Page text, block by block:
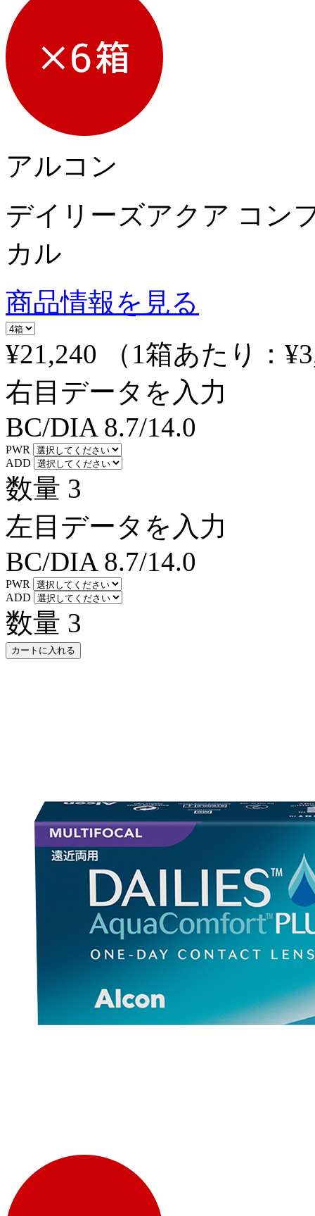
アルコン
デイリーズアクア コン
カル
商品情報を見る
¥21,240
（1箱あたり：
右目データを入力
BC/DIA 8.7/14.0
PWR
ADD
数量 3
左目データを入力
BC/DIA 8.7/14.0
PWR
ADD
数量 3
カートに入れる